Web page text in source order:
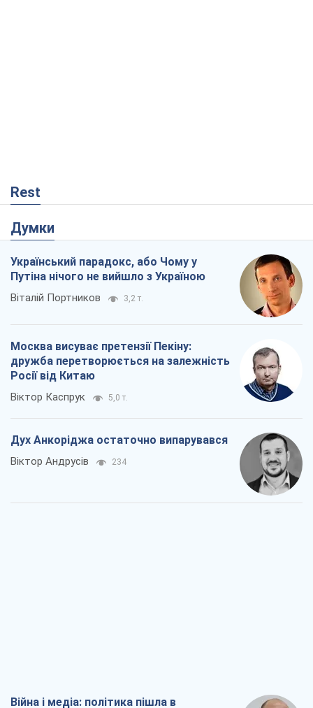
Rest
Думки
Український парадокс, або Чому у
Путіна нічого не вийшло з Україною
Віталій Портников 3,2 т.
Москва висуває претензії Пекіну:
дружба перетворюється на залежність
Росії від Китаю
Віктор Каспрук 5,0 т.
Дух Анкоріджа остаточно випарувався
Віктор Андрусів 234
Війна і медіа: політика пішла в